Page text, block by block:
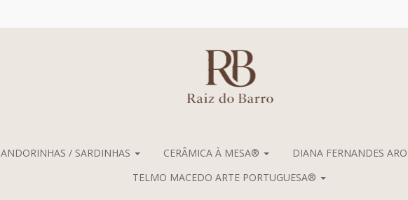
ANDORINHAS / SARDINHAS CERÂMICA À MESA® DIANA FERNANDES
TELMO MACEDO ARTE PORTUGUESA®